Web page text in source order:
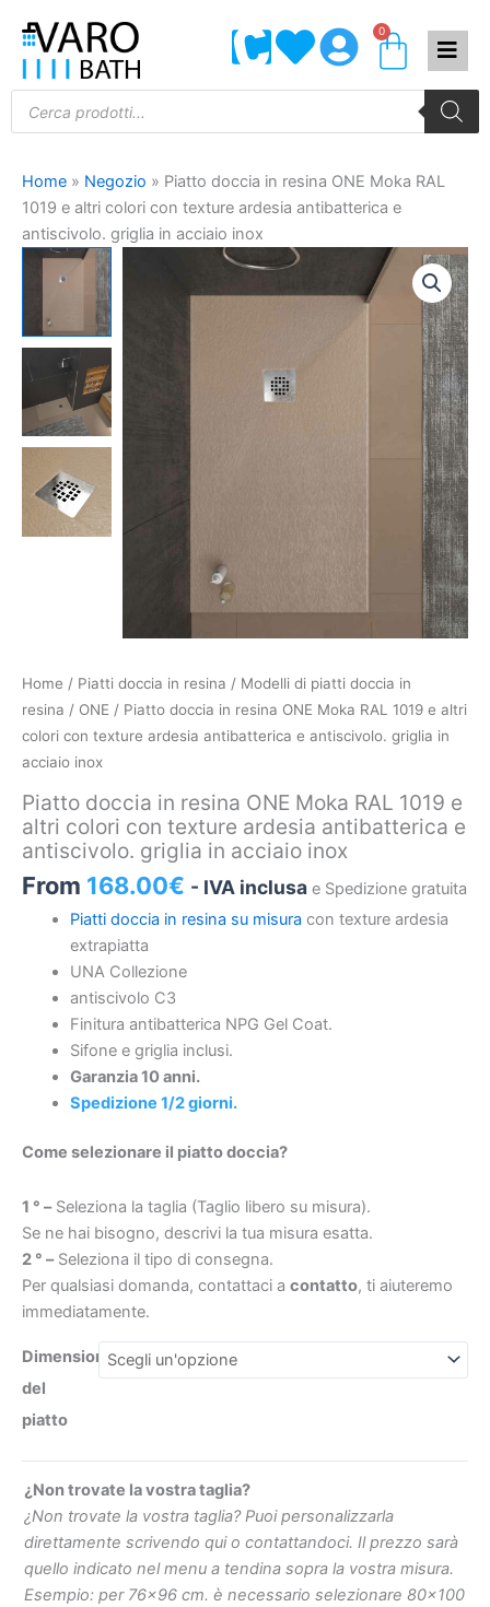
contenuto
0
Products
search
Home » Negozio » Piatto doccia in resina ONE Moka RAL
1019 e altri colori con texture ardesia antibatterica e
antiscivolo. griglia in acciaio inox
Home / Piatti doccia in resina / Modelli di piatti doccia in
resina / ONE / Piatto doccia in resina ONE Moka RAL 1019 e altri
colori con texture ardesia antibatterica e antiscivolo. griglia in
acciaio inox
Piatto doccia in resina ONE Moka RAL 1019 e
altri colori con texture ardesia antibatterica e
antiscivolo. griglia in acciaio inox
From 168.00€ - IVA inclusa e Spedizione gratuita
Piatti doccia in resina su misura con texture ardesia
extrapiatta
UNA Collezione
antiscivolo C3
Finitura antibatterica NPG Gel Coat.
Sifone e griglia inclusi.
Garanzia 10 anni.
Spedizione 1/2 giorni.
Come selezionare il piatto doccia?
1 ° –Seleziona la taglia (Taglio libero su misura).
Se ne hai bisogno, descrivi la tua misura esatta.
2 ° –Seleziona il tipo di consegna.
Per qualsiasi domanda, contattaci a contatto, ti aiuteremo
immediatamente.
Dimensioni
del
piatto
¿Non trovate la vostra taglia?
¿Non trovate la vostra taglia? Puoi personalizzarla
direttamente scrivendo qui o contattandoci. Il prezzo sarà
quello indicato nel menu a tendina sopra la vostra misura.
Esempio: per 76×96 cm. è necessario selezionare 80×100
Piatto
doccia
in
resina
Moka
RAL
1019
e
texture
ardesia
antibatterica
antiscivolo.
in
inox
quantità